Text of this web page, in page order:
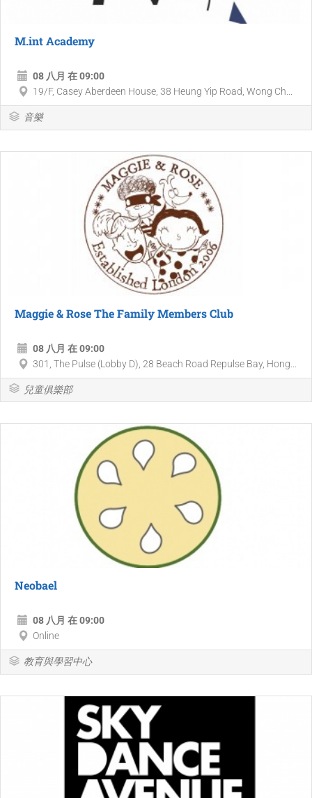
M.int Academy
08 八月 在 09:00
19/F, Casey Aberdeen House, 38 Heung Yip Road, Wong Ch...
音樂
Maggie & Rose The Family Members Club
08 八月 在 09:00
301, The Pulse (Lobby D), 28 Beach Road Repulse Bay, Hong...
兒童俱樂部
Neobael
08 八月 在 09:00
Online
教育與學習中心